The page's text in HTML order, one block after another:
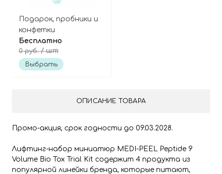
Подарок, пробники и
конфетки
Бесплатно
0 руб./ шт
Выбрать
ОПИСАНИЕ ТОВАРА
Промо-акция, срок годности до 09.03.2028.
Лифтинг-набор миниатюр MEDI-PEEL Peptide 9
Volume Bio Tox Trial Kit содержит 4 продукта из
популярной линейки бренда, которые питают,